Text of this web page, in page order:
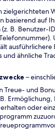
zielgerichteten
basierend auf
B. Benutzer-
ausführlichere
und ähnliche
–
Treue- und
Ermöglichung,
oder